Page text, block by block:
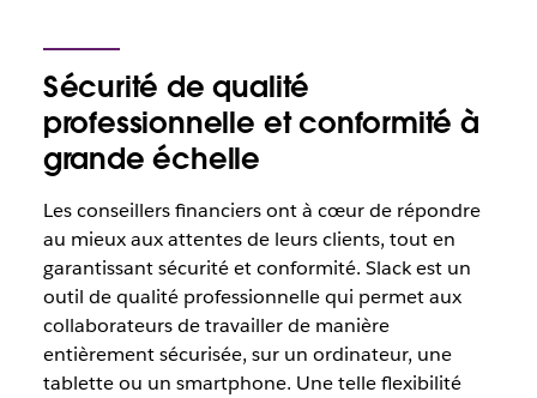
Sécurité de qualité
professionnelle et conformité à
grande échelle
Les conseillers financiers ont à cœur de répondre
au mieux aux attentes de leurs clients, tout en
garantissant sécurité et conformité. Slack est un
outil de qualité professionnelle qui permet aux
collaborateurs de travailler de manière
entièrement sécurisée, sur un ordinateur, une
tablette ou un smartphone. Une telle flexibilité